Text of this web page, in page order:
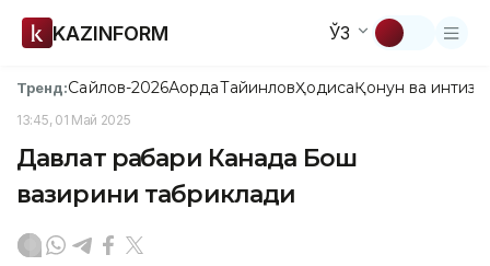
KAZINFORM ЎЗ
Тренд:Сайлов-2026АқордаТайинловҲодисаҚонун ва
13:45, 01 Май 2025
Давлат раҳбари Канада Бош
вазирини табриклади